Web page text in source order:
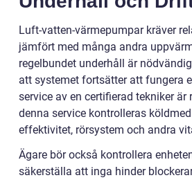
Luft-vatten-värmepumpar kräver
jämfört med många andra
regelbundet underhåll är
att systemet fortsätter att fungera
service av en certifierad tekniker är
denna service kontrolleras
effektivitet, rörsystem och andra
Ägare bör också kontrollera
säkerställa att inga hinder